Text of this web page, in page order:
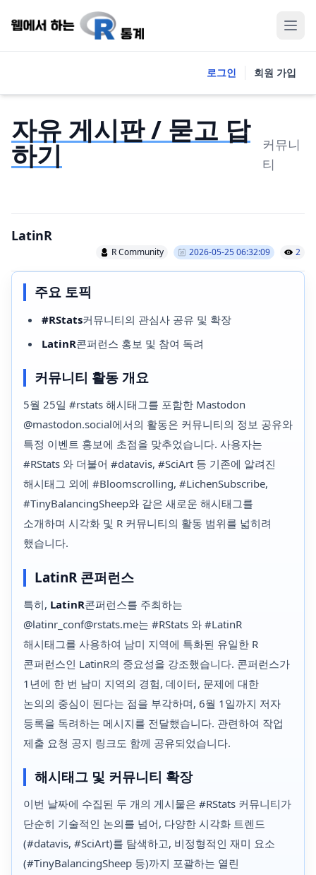
로그인 회원 가입
자유 게시판 / 묻고 답
하기
커뮤니
티
LatinR
R Community 2026-05-25 06:32:09 2
주요 토픽
#RStats커뮤니티의 관심사 공유 및 확장
LatinR콘퍼런스 홍보 및 참여 독려
커뮤니티 활동 개요
5월 25일 #rstats 해시태그를 포함한 Mastodon
@mastodon.social에서의 활동은 커뮤니티의 정보 공유와
특정 이벤트 홍보에 초점을 맞추었습니다. 사용자는
#RStats 와 더불어 #datavis, #SciArt 등 기존에 알려진
해시태그 외에 #Bloomscrolling, #LichenSubscribe,
#TinyBalancingSheep와 같은 새로운 해시태그를
소개하며 시각화 및 R 커뮤니티의 활동 범위를 넓히려
했습니다.
LatinR 콘퍼런스
특히, LatinR콘퍼런스를 주최하는
@latinr_conf@rstats.me는 #RStats 와 #LatinR
해시태그를 사용하여 남미 지역에 특화된 유일한 R
콘퍼런스인 LatinR의 중요성을 강조했습니다. 콘퍼런스가
1년에 한 번 남미 지역의 경험, 데이터, 문제에 대한
논의의 중심이 된다는 점을 부각하며, 6월 1일까지 저자
등록을 독려하는 메시지를 전달했습니다. 관련하여 작업
제출 요청 공지 링크도 함께 공유되었습니다.
해시태그 및 커뮤니티 확장
이번 날짜에 수집된 두 개의 게시물은 #RStats 커뮤니티가
단순히 기술적인 논의를 넘어, 다양한 시각화 트렌드
(#datavis, #SciArt)를 탐색하고, 비정형적인 재미 요소
(#TinyBalancingSheep 등)까지 포괄하는 열린